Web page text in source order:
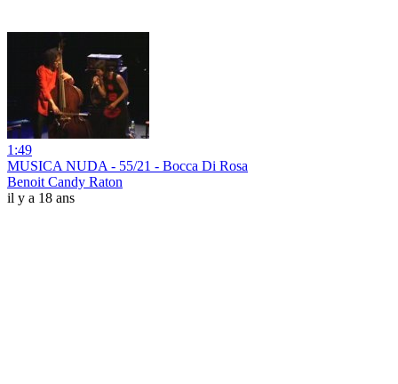
1:49
MUSICA NUDA - 55/21 - Bocca Di Rosa
Benoit Candy Raton
il y a 18 ans